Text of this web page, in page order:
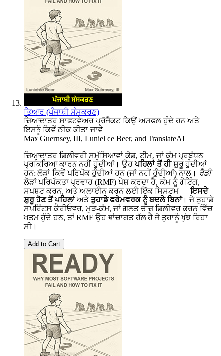
ਤਿਆਰ (ਪੰਜਾਬੀ ਸੰਸਕਰਣ)
ਜ਼ਿਆਦਾਤਰ ਸਾਫਟਵੇਅਰ ਪ੍ਰੋਜੈਕਟ ਕਿਉਂ ਅਸਫਲ ਹੁੰਦੇ ਹਨ ਅਤੇ
ਇਸਨੂੰ ਕਿਵੇਂ ਠੀਕ ਕੀਤਾ ਜਾਵੇ
Max Guernsey, III, Luniel de Beer, and TranslateAI
ਜ਼ਿਆਦਾਤਰ ਡਿਲੀਵਰੀ ਸਮੱਸਿਆਵਾਂ ਕੋਡ, ਟੀਮ, ਜਾਂ ਕੰਮ ਪ੍ਰਬੰਧਨ
ਪ੍ਰਕਿਰਿਆ ਕਾਰਨ ਨਹੀਂ ਹੁੰਦੀਆਂ। ਉਹਪਹਿਲਾਂ ਤੋਂ ਹੀਸ਼ੁਰੂ ਹੁੰਦੀਆਂ
ਹਨ: ਲੋੜਾਂ ਕਿਵੇਂ ਪਰਿਪੱਕ ਹੁੰਦੀਆਂ ਹਨ (ਜਾਂ ਨਹੀਂ ਹੁੰਦੀਆਂ) ਨਾਲ। ਰੈਡੀ
ਲੋੜਾਂ ਪਰਿਪੱਕਤਾ ਪ੍ਰਵਾਹ (RMF) ਪੇਸ਼ ਕਰਦਾ ਹੈ, ਕੰਮ ਨੂੰ ਗੇਟਿੰਗ,
ਸਪਸ਼ਟ ਕਰਨ, ਅਤੇ ਅਲਾਈਨ ਕਰਨ ਲਈ ਇੱਕ ਸਿਸਟਮ —ਇਸਦੇ
ਸ਼ੁਰੂ ਹੋਣ ਤੋਂ ਪਹਿਲਾਂਅਤੇਤੁਹਾਡੇ ਫਰੇਮਵਰਕ ਨੂੰ ਬਦਲੇ ਬਿਨਾਂ। ਜੇ ਤੁਹਾਡੇ
ਸਪਰਿੰਟਸ ਕੈਰੀਓਵਰ, ਮੁੜ-ਕੰਮ, ਜਾਂ ਗਲਤ ਚੀਜ਼ ਡਿਲੀਵਰ ਕਰਨ ਵਿੱਚ
ਖਤਮ ਹੁੰਦੇ ਹਨ, ਤਾਂ RMF ਉਹ ਢਾਂਚਾਗਤ ਹੱਲ ਹੈ ਜੋ ਤੁਹਾਨੂੰ ਖੁੰਝ ਰਿਹਾ
ਸੀ।
Add to Cart